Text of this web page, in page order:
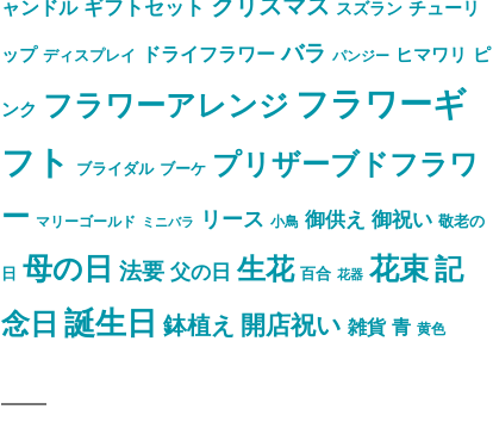
ャンドル ギフトセット スズラン チューリ
ップ ディスプレイ ドライフラワー バラ パンジー ヒマワリ ピ
ンク フラワーアレンジ フラワーギ
フト
ブライダル ブーケ プリザーブドフラワ
ー マリーゴールド ミニバラ リース 小鳥 御供え 御祝い 敬老の
日 母の日 法要 父の日 生花 百合 花器 花束記
念日 誕生日 鉢植え 開店祝い 雑貨 青 黄色